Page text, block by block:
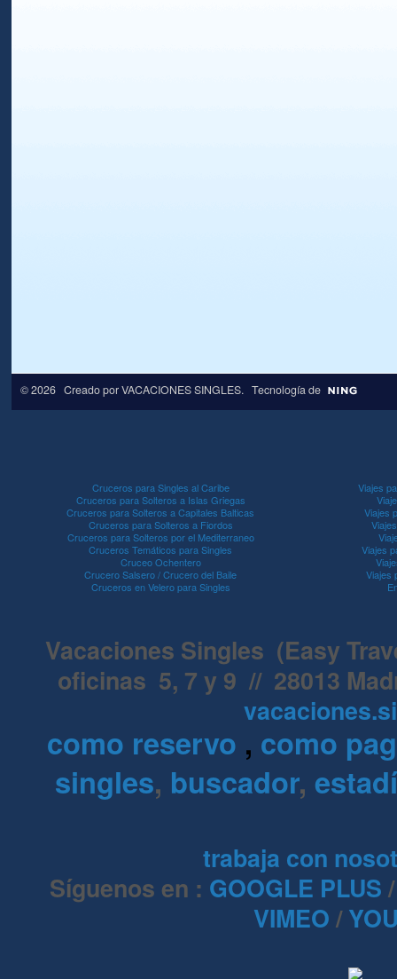
© 2026 Creado porVACACIONES SINGLES. Tecnología de
Cruceros para Singles al Caribe
Cruceros para Solteros a Islas Griegas
Cruceros para Solteros a Capitales Balticas
Cruceros para Solteros a Fiordos
Cruceros para Solteros por el Mediterraneo
Cruceros Temáticos para Singles
Cruceo Ochentero
Crucero Salsero / Crucero del Baile
Cruceros en Velero para Singles
Viajes
Viajes
Viajes
Viajes
Vacaciones Singles (Easy
oficinas 5, 7 y 9 // 28013
como reservo , como
singles, buscador,
trabaja con
Síguenos en : GOOGLE PLUS
VIMEO /